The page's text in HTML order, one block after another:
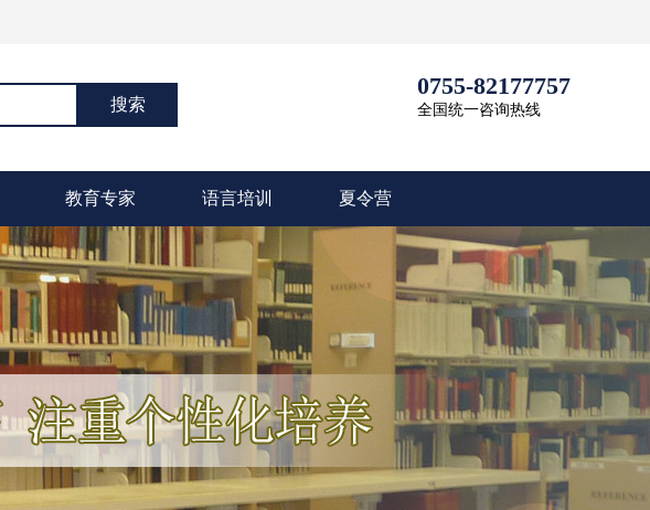
搜索
0755-82177757
全国统一咨询热线
教育专家 语言培训 夏令营